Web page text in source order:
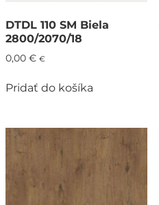
DTDL 110 SM Biela
2800/2070/18
0,00 € €
Pridať do košíka